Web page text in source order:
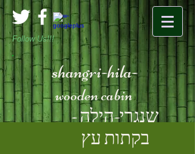
Follow Us!!!
shangri-hila-
wooden cabin
שנגרי-הילה -